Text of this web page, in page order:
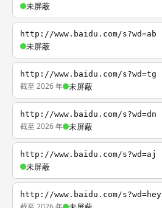
未屏蔽
http://www.baidu.com/s?wd=ab
未屏蔽
http://www.baidu.com/s?wd=tg
截至 2026 年 未屏蔽
http://www.baidu.com/s?wd=dn
截至 2026 年 未屏蔽
http://www.baidu.com/s?wd=aj
未屏蔽
http://www.baidu.com/s?wd=hey